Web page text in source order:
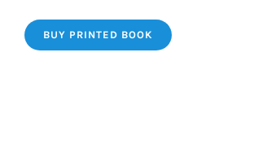
BUY PRINTED BOOK